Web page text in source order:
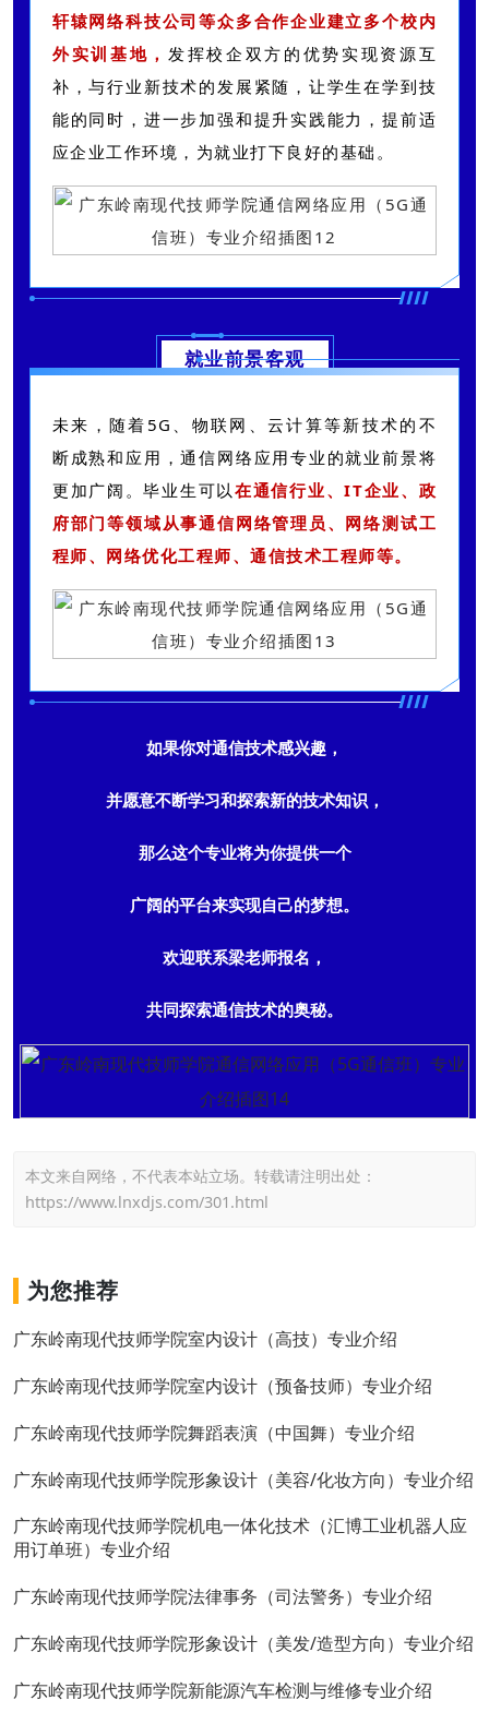
轩辕网络科技公司等众多合作企业建立多个校内
外实训基地， 发挥校企双方的优势实现资源互
补，与行业新技术的发展紧随，让学生在学到技
能的同时，进一步加强和提升实践能力，提前适
应企业工作环境，为就业打下良好的基础。
就业前景客观
未来，随着5G、物联网、云计算等新技术的不
断成熟和应用，通信网络应用专业的就业前景将
更加广阔。毕业生可以在通信行业、IT企业、政
府部门等领域从事通信网络管理员、网络测试工
程师、网络优化工程师、通信技术工程师等。
如果你对通信技术感兴趣，
并愿意不断学习和探索新的技术知识，
那么这个专业将为你提供一个
广阔的平台来实现自己的梦想。
欢迎联系梁老师报名，
共同探索通信技术的奥秘。
本文来自网络，不代表本站立场。转载请注明出处：
https://www.lnxdjs.com/301.html
为您推荐
广东岭南现代技师学院室内设计（高技）专业介绍
广东岭南现代技师学院室内设计（预备技师）专业介绍
广东岭南现代技师学院舞蹈表演（中国舞）专业介绍
广东岭南现代技师学院形象设计（美容/化妆方向）专业介绍
广东岭南现代技师学院机电一体化技术（汇博工业机器人应
用订单班）专业介绍
广东岭南现代技师学院法律事务（司法警务）专业介绍
广东岭南现代技师学院形象设计（美发/造型方向）专业介绍
广东岭南现代技师学院新能源汽车检测与维修专业介绍